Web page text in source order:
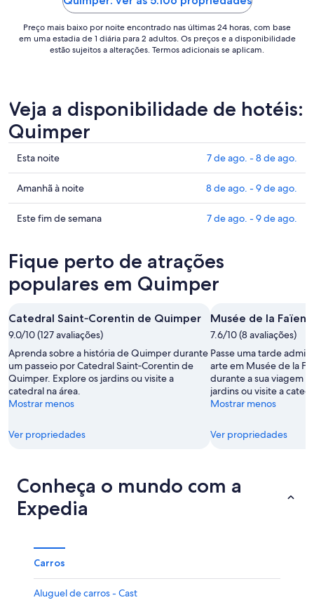
a
7
de
Preço mais baixo por noite encontrado nas últimas 24 horas, com base
em uma estadia de 1 diária para 2 adultos. Os preços e a disponibilidade
estão sujeitos a alterações. Termos adicionais se aplicam.
Veja a disponibilidade de hotéis:
Quimper
Confira
os
preços
em
Quimper
noite,
de
-
8
de
ago.
Esta noite 7 de ago. - 8 de ago.
Confira
os
preços
para
amanhã
à
8
de
ago.
-
9
de
ago.
Amanhã à noite 8 de ago. - 9 de ago.
Confira
em
Quimper
para
fim
de
semana,
7
de
ago.
-
de
Este fim de semana 7 de ago. - 9 de ago.
Fique perto de atrações
populares em Quimper
Catedral Saint‑Corentin de Quimper
9.0/10 (127 avaliações)
Aprenda sobre a história de Quimper durante
um passeio por Catedral Saint‑Corentin de
Quimper. Explore os jardins ou visite a
catedral na área.
Mostrar menos
Ver propriedades
Musée de la
7.6/10 (8 avaliações)
Passe uma tarde
arte em Musée de la
durante a sua viagem
jardins ou visite a
Mostrar menos
Ver propriedades
Conheça o mundo com a
Expedia
Carros
Aluguel de carros - Cast